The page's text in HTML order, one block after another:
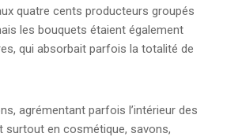
quatre cents producteurs groupés
les bouquets étaient également
qui absorbait parfois la totalité de
agrémentant parfois l’intérieur des
surtout en cosmétique, savons,